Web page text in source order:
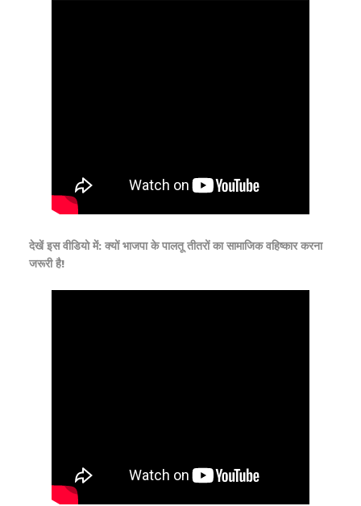
देखें इस वीडियो में: क्यों भाजपा के पालतू तीतरों का सामाजिक वहिष्कार करना
जरूरी है!